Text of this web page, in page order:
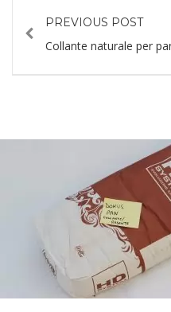
PREVIOUS POST
Collante naturale per